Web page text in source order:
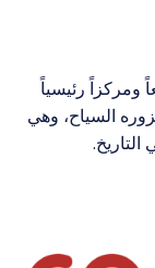
ومركزاً رئيسياً
السياح، وهي